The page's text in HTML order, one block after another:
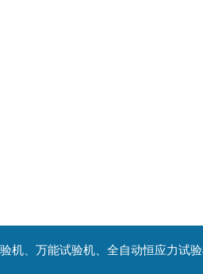
机、万能试验机、全自动恒应力试